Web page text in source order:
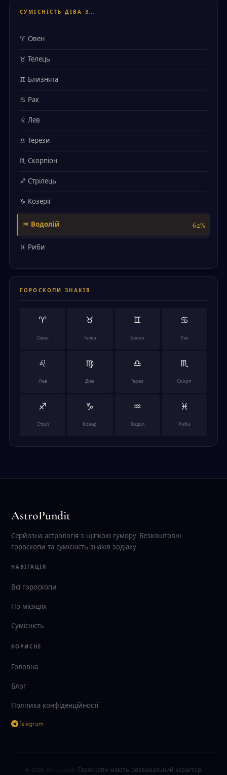
СУМІСНІСТЬ ДІВА З...
♈ Овен
♉ Телець
♊ Близнята
♋ Рак
♌ Лев
♎ Терези
♏ Скорпіон
♐ Стрілець
♑ Козеріг
♒ Водолій 62%
♓ Риби
ГОРОСКОПИ ЗНАКІВ
♈
Овен
♉
Телец
♊
Близн
♋
Рак
♌
Лев
♍
Діва
♎
Терез
♏
Скорп
♐
Стріл
♑
Козер
♒
Водол
♓
Риби
AstroPundit
Серйозна астрологія з щіпкою гумору. Безкоштовні
гороскопи та сумісність знаків зодіаку.
НАВІГАЦІЯ
Всі гороскопи
По місяцях
Сумісність
КОРИСНЕ
Головна
Блог
Політика конфіденційності
Telegram
© 2026 AstroPundit. Гороскопи мають розважальний характер.